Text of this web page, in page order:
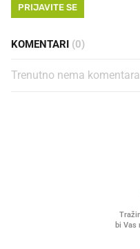
PRIJAVITE SE
KOMENTARI (0)
Trenutno nema komentara.